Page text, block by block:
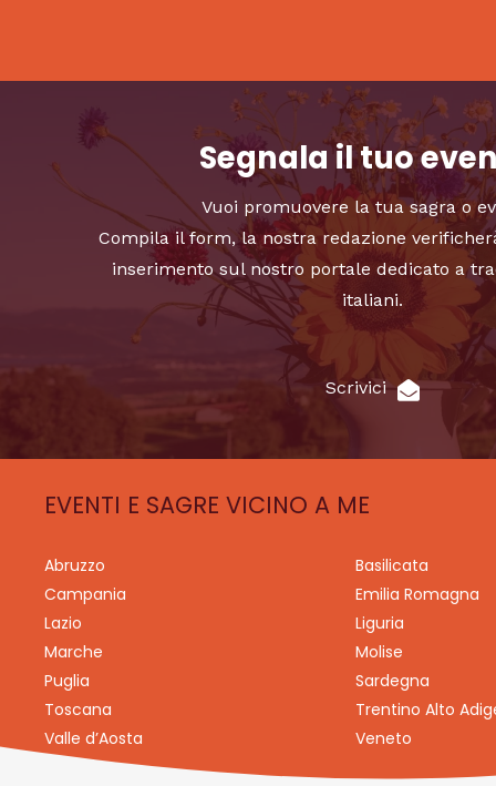
Segnala il tuo
Vuoi promuovere la tua sagra o
Compila il form, la nostra redazione
inserimento sul nostro portale dedicato a
italiani.
Scrivici
EVENTI E SAGRE VICINO A ME
Abruzzo Basilicata
Campania
Emilia Romagna
Lazio
Liguria
Marche
Molise
Puglia
Sardegna
Toscana
Trentino Alto
Valle d’Aosta
Veneto